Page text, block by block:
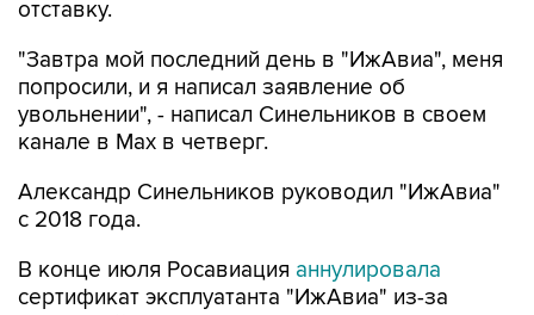
отставку.
"Завтра мой последний день в "ИжАвиа", меня
попросили, и я написал заявление об
увольнении", - написал Синельников в своем
канале в Max в четверг.
Александр Синельников руководил "ИжАвиа"
с 2018 года.
В конце июля Росавиация аннулировала
сертификат эксплуатанта "ИжАвиа" из-за